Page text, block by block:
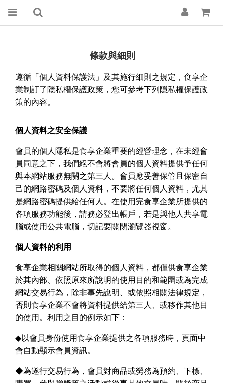
條款與細則
遵循「個人資料保護法」及其施行細則之規定，食享企
業制訂了隱私權保護政策，您可參考下列隱私權保護政
策的內容。
個人資料之安全保護
會員的個人隱私是食享企業重要的經營理念，在未經會
員同意之下，我們絕不會將會員的個人資料提供予任何
與本網站服務無關之第三人。會員應妥善保管且保密自
己的網路密碼及個人資料，不要將任何個人資料，尤其
是網路密碼提供給任何人。在使用完食享企業所提供的
各項服務功能後，請務必登出帳戶，若是與他人共享電
腦或使用公共電腦，切記要關閉瀏覽器視窗。
個人資料的利用
食享企業相關網站所取得的個人資料，都僅供食享企業
於其內部、依照原來所說明的使用目的和範圍或為完成
網站交易行為，除非事先說明、或依照相關法律規定，
否則食享企業不會將資料提供給第三人、或移作其他目
的使用。利用之目的例示如下：
◆以會員身份使用食享企業提供之各項服務時，頁面中
會自動顯示會員資訊。
◆為遂行交易行為，會員對商品或勞務為預約、下標、